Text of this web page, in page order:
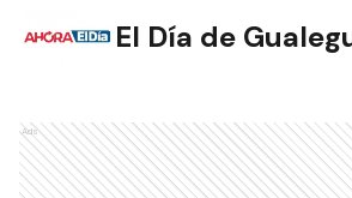
El Día de
Ads